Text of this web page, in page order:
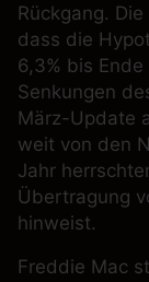
Rückgang.
dass die
6,3% bis
Senkungen
März-Update
weit von den
Jahr
Übertragung
hinweist.
Freddie Mac